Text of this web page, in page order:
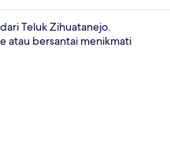
Teluk Zihuatanejo.
atau bersantai menikmati